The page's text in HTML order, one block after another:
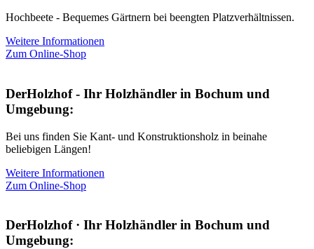
Hochbeete - Bequemes Gärtnern bei beengten Platzverhältnissen.
Weitere Informationen
Zum Online-Shop
DerHolzhof - Ihr Holzhändler in Bochum und
Umgebung:
Bei uns finden Sie Kant- und Konstruktionsholz in beinahe
beliebigen Längen!
Weitere Informationen
Zum Online-Shop
DerHolzhof · Ihr Holzhändler in Bochum und
Umgebung: